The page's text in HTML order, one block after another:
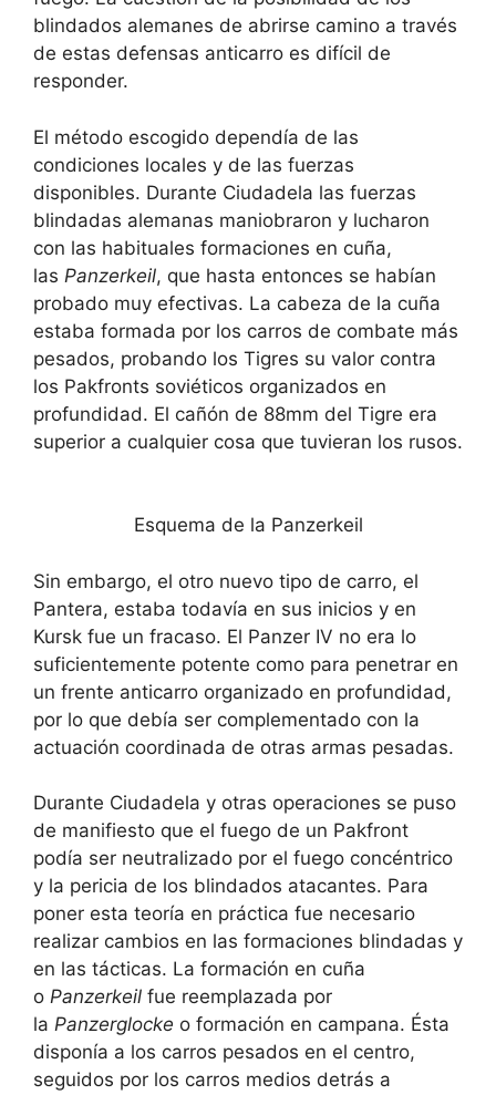
blindados alemanes de abrirse camino a través
de estas defensas anticarro es difícil de
responder.
El método escogido dependía de las
condiciones locales y de las fuerzas
disponibles. Durante Ciudadela las fuerzas
blindadas alemanas maniobraron y lucharon
con las habituales formaciones en cuña,
las Panzerkeil, que hasta entonces se habían
probado muy efectivas. La cabeza de la cuña
estaba formada por los carros de combate más
pesados, probando los Tigres su valor contra
los Pakfronts soviéticos organizados en
profundidad. El cañón de 88mm del Tigre era
superior a cualquier cosa que tuvieran los rusos.
Esquema de la Panzerkeil
Sin embargo, el otro nuevo tipo de carro, el
Pantera, estaba todavía en sus inicios y en
Kursk fue un fracaso. El Panzer IV no era lo
suficientemente potente como para penetrar en
un frente anticarro organizado en profundidad,
por lo que debía ser complementado con la
actuación coordinada de otras armas pesadas.
Durante Ciudadela y otras operaciones se puso
de manifiesto que el fuego de un Pakfront
podía ser neutralizado por el fuego concéntrico
y la pericia de los blindados atacantes. Para
poner esta teoría en práctica fue necesario
realizar cambios en las formaciones blindadas y
en las tácticas. La formación en cuña
o Panzerkeil fue reemplazada por
la Panzerglocke o formación en campana. Ésta
disponía a los carros pesados en el centro,
seguidos por los carros medios detrás a